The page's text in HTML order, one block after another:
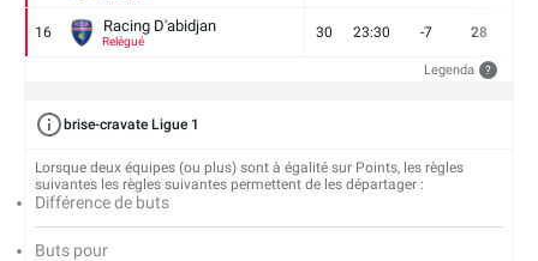
16 Racing D'abidjan
Relégué
30 23:30 -7 28
Legenda ?
brise-cravate Ligue 1
Lorsque deux équipes (ou plus) sont à égalité sur Points, les règles
suivantes les règles suivantes permettent de les départager :
Différence de buts
Buts pour